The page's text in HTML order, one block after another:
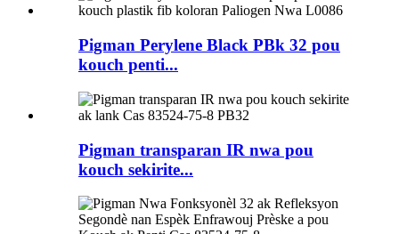
Pigman Perylene Black PBk 32 pou
kouch penti...
Pigman transparan IR nwa pou
kouch sekirite...